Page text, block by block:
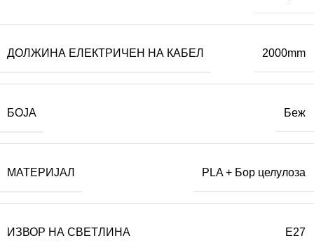
ДОЛЖИНА ЕЛЕКТРИЧЕН НА КАБЕЛ 2000mm
БОЈА Беж
МАТЕРИЈАЛ PLA + Бор целулоза
ИЗВОР НА СВЕТЛИНА E27